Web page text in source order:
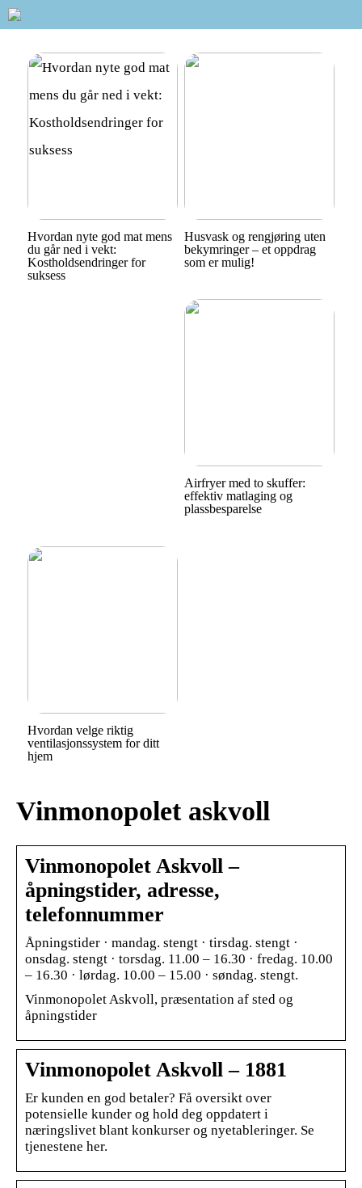
Hvordan nyte god mat mens
du går ned i vekt:
Kostholdsendringer for
suksess
Husvask og rengjøring uten
bekymringer – et oppdrag
som er mulig!
Airfryer med to skuffer:
effektiv matlaging og
plassbesparelse
Hvordan velge riktig
ventilasjonssystem for ditt
hjem
Vinmonopolet askvoll
Vinmonopolet Askvoll –
åpningstider, adresse,
telefonnummer
Åpningstider · mandag. stengt · tirsdag. stengt ·
onsdag. stengt · torsdag. 11.00 – 16.30 · fredag. 10.00
– 16.30 · lørdag. 10.00 – 15.00 · søndag. stengt.
Vinmonopolet Askvoll, præsentation af sted og
åpningstider
Vinmonopolet Askvoll – 1881
Er kunden en god betaler? Få oversikt over
potensielle kunder og hold deg oppdatert i
næringslivet blant konkurser og nyetableringer. Se
tjenestene her.